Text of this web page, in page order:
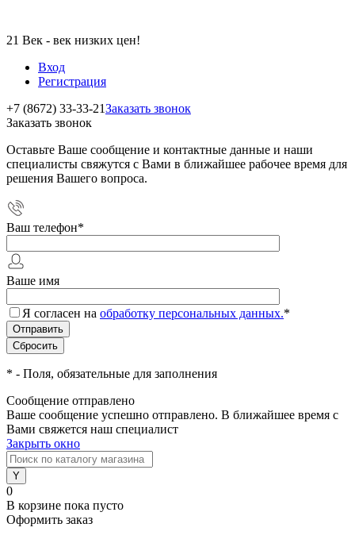
21 Век - век низких цен!
Вход
Регистрация
+7 (8672) 33-33-21Заказать звонок
Заказать звонок
Оставьте Ваше сообщение и контактные данные и наши
специалисты свяжутся с Вами в ближайшее рабочее время для
решения Вашего вопроса.
Ваш телефон*
Ваше имя
Я согласен на обработку персональных данных.*
* - Поля, обязательные для заполнения
Сообщение отправлено
Ваше сообщение успешно отправлено. В ближайшее время с
Вами свяжется наш специалист
Закрыть окно
0
В корзине пока пусто
Оформить заказ